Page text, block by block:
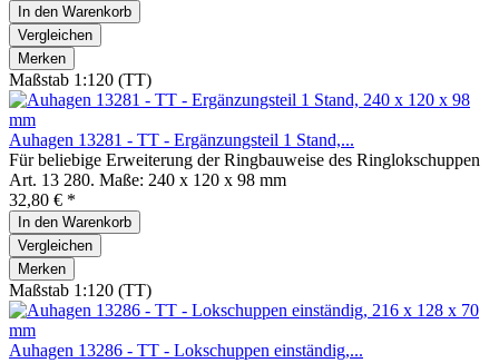
In den Warenkorb
Vergleichen
Merken
Maßstab 1:120 (TT)
Auhagen 13281 - TT - Ergänzungsteil 1 Stand,...
Für beliebige Erweiterung der Ringbauweise des Ringlokschuppen
Art. 13 280. Maße: 240 x 120 x 98 mm
32,80 € *
In den Warenkorb
Vergleichen
Merken
Maßstab 1:120 (TT)
Auhagen 13286 - TT - Lokschuppen einständig,...